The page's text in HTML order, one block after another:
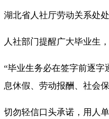
湖北省人社厅劳动关系处
人社部门提醒广大毕业生
“毕业生务必在签字前逐
息休假、劳动报酬、社会
切勿轻信口头承诺，用人